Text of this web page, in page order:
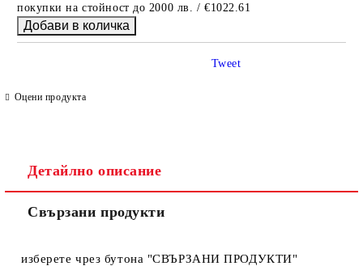
покупки на стойност до 2000 лв. / €1022.61
Оцени продукта
Tweet
Детайлно описание
Свързани продукти
изберете чрез бутона "СВЪРЗАНИ ПРОДУКТИ"